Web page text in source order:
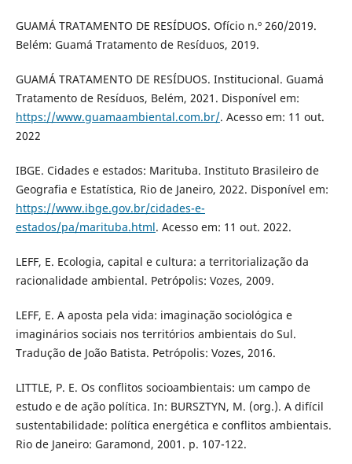
GUAMÁ TRATAMENTO DE RESÍDUOS. Ofício n.º 260/2019.
Belém: Guamá Tratamento de Resíduos, 2019.
GUAMÁ TRATAMENTO DE RESÍDUOS. Institucional. Guamá
Tratamento de Resíduos, Belém, 2021. Disponível em:
https://www.guamaambiental.com.br/. Acesso em: 11 out.
2022
IBGE. Cidades e estados: Marituba. Instituto Brasileiro de
Geografia e Estatística, Rio de Janeiro, 2022. Disponível em:
https://www.ibge.gov.br/cidades-e-
estados/pa/marituba.html. Acesso em: 11 out. 2022.
LEFF, E. Ecologia, capital e cultura: a territorialização da
racionalidade ambiental. Petrópolis: Vozes, 2009.
LEFF, E. A aposta pela vida: imaginação sociológica e
imaginários sociais nos territórios ambientais do Sul.
Tradução de João Batista. Petrópolis: Vozes, 2016.
LITTLE, P. E. Os conflitos socioambientais: um campo de
estudo e de ação política. In: BURSZTYN, M. (org.). A difícil
sustentabilidade: política energética e conflitos ambientais.
Rio de Janeiro: Garamond, 2001. p. 107-122.